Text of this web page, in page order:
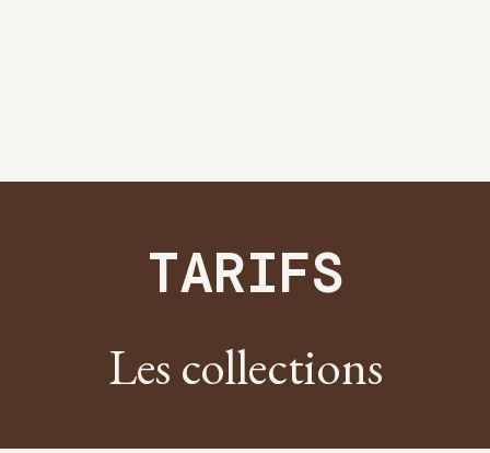
TARIFS
Les collections